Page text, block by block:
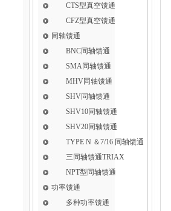
CTS型真空馈通
CFZ型真空馈通
同轴馈通
BNC同轴馈通
SMA同轴馈通
MHV同轴馈通
SHV同轴馈通
SHV10同轴馈通
SHV20同轴馈通
TYPE N ＆7/16 同轴馈通
三同轴馈通TRIAX
NPT型同轴馈通
功率馈通
多种功率馈通